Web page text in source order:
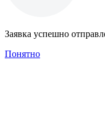
Заявка успешно
Понятно